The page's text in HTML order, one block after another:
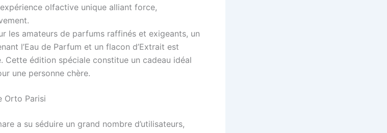
olfactive unique alliant force,
les amateurs de parfums raffinés et exigeants, un
l’Eau de Parfum et un flacon d’Extrait est
Cette édition spéciale constitue un cadeau idéal
une personne chère.
Orto Parisi
a su séduire un grand nombre d’utilisateurs,